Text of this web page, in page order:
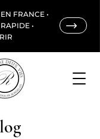
FRANCE •
•